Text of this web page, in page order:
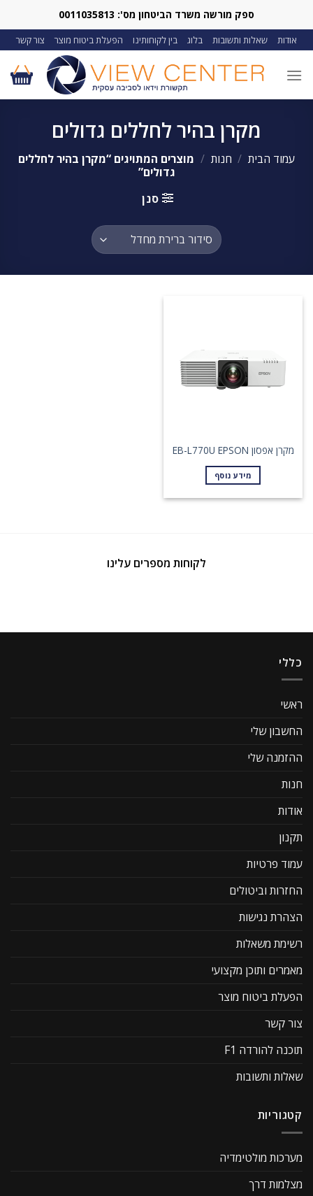
content
ספק מורשה משרד הביטחון מס': 0011035813
אודות שאלות ותשובות בלוג בין לקוחותינו הפעלת ביטוח מוצר צור קשר
מקרן בהיר לחללים גדולים
עמוד הבית / חנות / מוצרים המתויגים “מקרן בהיר לחללים
גדולים”
סנן
מקרן אפסון EB-L770U EPSON
מידע נוסף
לקוחות מספרים עלינו
כללי
ראשי
החשבון שלי
ההזמנה שלי
חנות
אודות
תקנון
עמוד פרטיות
החזרות וביטולים
הצהרת נגישות
רשימת משאלות
מאמרים ותוכן מקצועי
הפעלת ביטוח מוצר
צור קשר
תוכנה להורדה F1
שאלות ותשובות
קטגוריות
מערכות מולטימדיה
מצלמות דרך